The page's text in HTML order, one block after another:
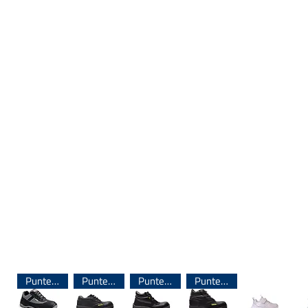
Puntera de Acero Puntera de Acero Puntera de Acero Puntera de Acero